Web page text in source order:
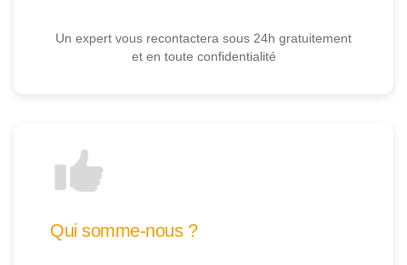
Un expert vous recontactera sous 24h gratuitement
et en toute confidentialité
Qui somme-nous ?